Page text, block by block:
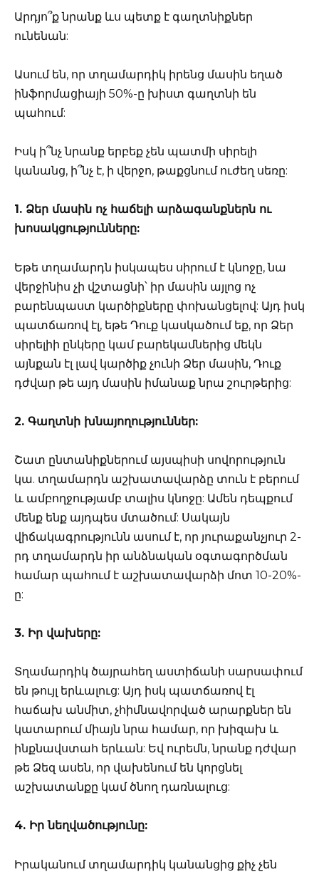
Արդյո՞ք նրանք ևս պետք է գաղտնիքներ
ունենան:
Ասում են, որ տղամարդիկ իրենց մասին եղած
ինֆորմացիայի 50%-ը խիստ գաղտնի են
պահում:
Իսկ ի՞նչ նրանք երբեք չեն պատմի սիրելի
կանանց, ի՞նչ է, ի վերջո, թաքցնում ուժեղ սեռը:
1. Ձեր մասին ոչ հաճելի արձագանքներն ու
խոսակցությունները:
Եթե տղամարդն իսկապես սիրում է կնոջը, նա
վերջինիս չի վշտացնի՝ իր մասին այլոց ոչ
բարենպաստ կարծիքները փոխանցելով: Այդ իսկ
պատճառով էլ, եթե Դուք կասկածում եք, որ Ձեր
սիրելիի ընկերը կամ բարեկամներից մեկն
այնքան էլ լավ կարծիք չունի Ձեր մասին, Դուք
դժվար թե այդ մասին իմանաք նրա շուրթերից:
2. Գաղտնի խնայողություններ:
Շատ ընտանիքներում այսպիսի սովորություն
կա. տղամարդն աշխատավարձը տուն է բերում
և ամբողջությամբ տալիս կնոջը: Ամեն դեպքում
մենք ենք այդպես մտածում: Սակայն
վիճակագրությունն ասում է, որ յուրաքանչյուր 2-
րդ տղամարդն իր անձնական օգտագործման
համար պահում է աշխատավարձի մոտ 10-20%-
ը:
3. Իր վախերը:
Տղամարդիկ ծայրահեղ աստիճանի սարսափում
են թույլ երևալուց: Այդ իսկ պատճառով էլ
հաճախ անմիտ, չհիմնավորված արարքներ են
կատարում միայն նրա համար, որ խիզախ և
ինքնավստահ երևան: Եվ ուրեմն, նրանք դժվար
թե Ձեզ ասեն, որ վախենում են կորցնել
աշխատանքը կամ ծնող դառնալուց:
4. Իր նեղվածությունը:
Իրականում տղամարդիկ կանանցից քիչ չեն